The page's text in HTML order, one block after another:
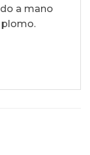
a mano
plomo.